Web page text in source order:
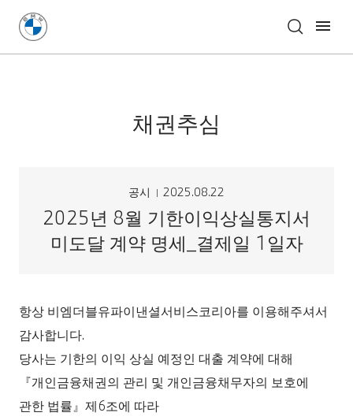
채권추심
공시 2025.08.22
2025년 8월 기한이익상실통지서
미도달 계약 명세_결제일 1일자
항상 비엠더블유파이낸셜서비스코리아를 이용해주셔서
감사합니다.
당사는 기한의 이익 상실 예정인 대출 계약에 대해
『개인금융채권의 관리 및 개인금융채무자의 보호에
관한 법률』제6조에 따라